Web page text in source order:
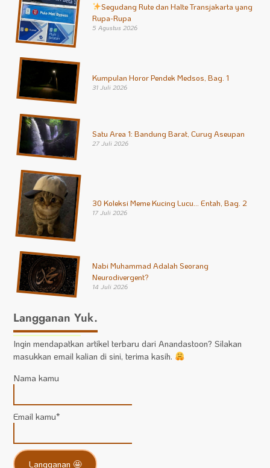
Segudang Rute dan Halte Transjakarta yang
Rupa-Rupa
5 Agustus 2026
Kumpulan Horor Pendek Medsos, Bag. 1
31 Juli 2026
Satu Area 1: Bandung Barat, Curug Aseupan
27 Juli 2026
30 Koleksi Meme Kucing Lucu… Entah, Bag. 2
17 Juli 2026
Nabi Muhammad Adalah Seorang
Neurodivergent?
14 Juli 2026
Langganan Yuk.
Ingin mendapatkan artikel terbaru dari Anandastoon? Silakan
masukkan email kalian di sini, terima kasih.
Nama kamu
Email kamu*